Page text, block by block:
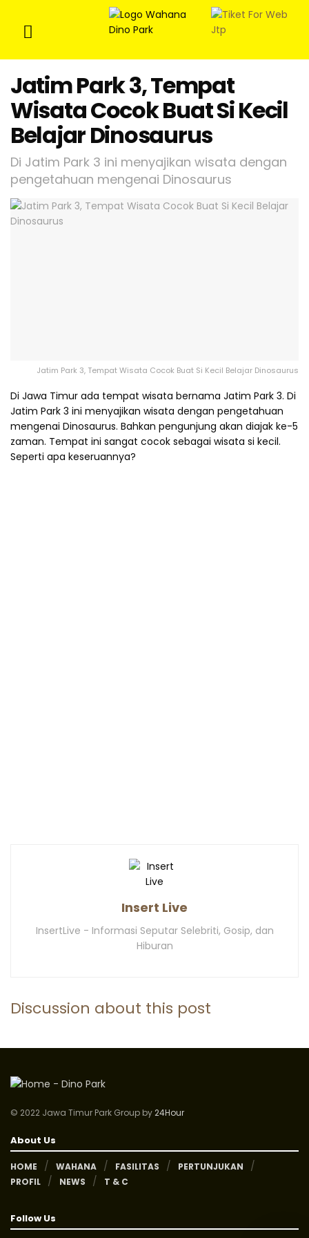
Jatim Park 3, Tempat
Wisata Cocok Buat Si Kecil
Belajar Dinosaurus
Di Jatim Park 3 ini menyajikan wisata dengan
pengetahuan mengenai Dinosaurus
Jatim Park 3, Tempat Wisata Cocok Buat Si Kecil Belajar Dinosaurus
Di Jawa Timur ada tempat wisata bernama Jatim Park 3. Di
Jatim Park 3 ini menyajikan wisata dengan pengetahuan
mengenai Dinosaurus. Bahkan pengunjung akan diajak ke-5
zaman. Tempat ini sangat cocok sebagai wisata si kecil.
Seperti apa keseruannya?
Insert Live
InsertLive - Informasi Seputar Selebriti, Gosip, dan
Hiburan
Discussion about this post
© 2022 Jawa Timur Park Group by24Hour
About Us
HOME WAHANA FASILITAS
PERTUNJUKAN
PROFIL
NEWS T & C
Follow Us